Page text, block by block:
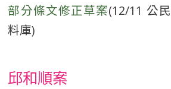
部分條文修正草案(12/11 公
料庫)
邱和順案